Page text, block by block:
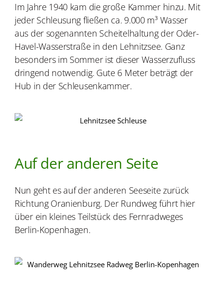
Im Jahre 1940 kam die große Kammer hinzu. Mit
jeder Schleusung fließen ca. 9.000 m³ Wasser
aus der sogenannten Scheitelhaltung der Oder-
Havel-Wasserstraße in den Lehnitzsee. Ganz
besonders im Sommer ist dieser Wasserzufluss
dringend notwendig. Gute 6 Meter beträgt der
Hub in der Schleusenkammer.
Auf der anderen Seite
Nun geht es auf der anderen Seeseite zurück
Richtung Oranienburg. Der Rundweg führt hier
über ein kleines Teilstück des Fernradweges
Berlin-Kopenhagen.